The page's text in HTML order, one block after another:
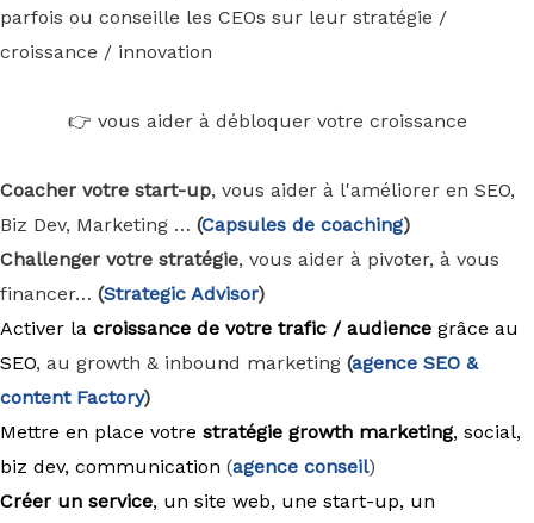
parfois ou conseille les CEOs sur leur stratégie /
croissance / innovation
👉 vous aider à débloquer votre croissance
Coacher votre start-up, vous aider à l'améliorer en SEO,
Biz Dev, Marketing … (Capsules de coaching)
Challenger votre stratégie, vous aider à pivoter, à vous
financer… (Strategic Advisor)
Activer la croissance de votre trafic / audience grâce au
SEO, au growth & inbound marketing (agence SEO &
content Factory)
Mettre en place votre stratégie growth marketing, social,
biz dev, communication (agence conseil)
Créer un service, un site web, une start-up, un